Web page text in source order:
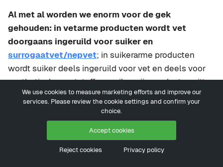
Al met al worden we enorm voor de gek
gehouden: in vetarme producten wordt vet
doorgaans ingeruild voor suiker en
surrogaatvet/nepvet; in suikerarme producten
wordt suiker deels ingeruild voor vet en deels voor
synthetische zoetstoffen; suikervrije producten zitten
doorgaansbomvolchemische suikervervangers.
Wat vind jij van vetarm, vetvrij, suikerarm, suikervrij en
light? Doen of gewoon minder eten van de normale,
We use cookies to measure marketing efforts and improve our
services. Please review the cookie settings and confirm your
choice.
Accept cookies
Reject cookies Privacy policy